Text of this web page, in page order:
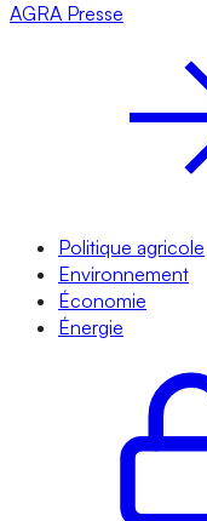
AGRA Presse
Politique agricole
Environnement
Économie
Énergie